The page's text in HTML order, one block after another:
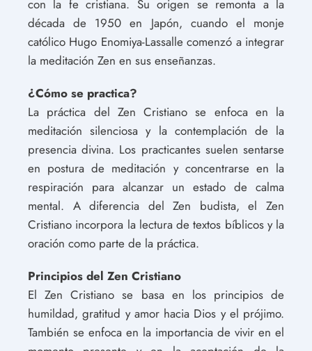
con la fe cristiana. Su origen se remonta a la
década de 1950 en Japón, cuando el monje
católico Hugo Enomiya-Lassalle comenzó a integrar
la meditación Zen en sus enseñanzas.
¿Cómo se practica?
La práctica del Zen Cristiano se enfoca en la
meditación silenciosa y la contemplación de la
presencia divina. Los practicantes suelen sentarse
en postura de meditación y concentrarse en la
respiración para alcanzar un estado de calma
mental. A diferencia del Zen budista, el Zen
Cristiano incorpora la lectura de textos bíblicos y la
oración como parte de la práctica.
Principios del Zen Cristiano
El Zen Cristiano se basa en los principios de
humildad, gratitud y amor hacia Dios y el prójimo.
También se enfoca en la importancia de vivir en el